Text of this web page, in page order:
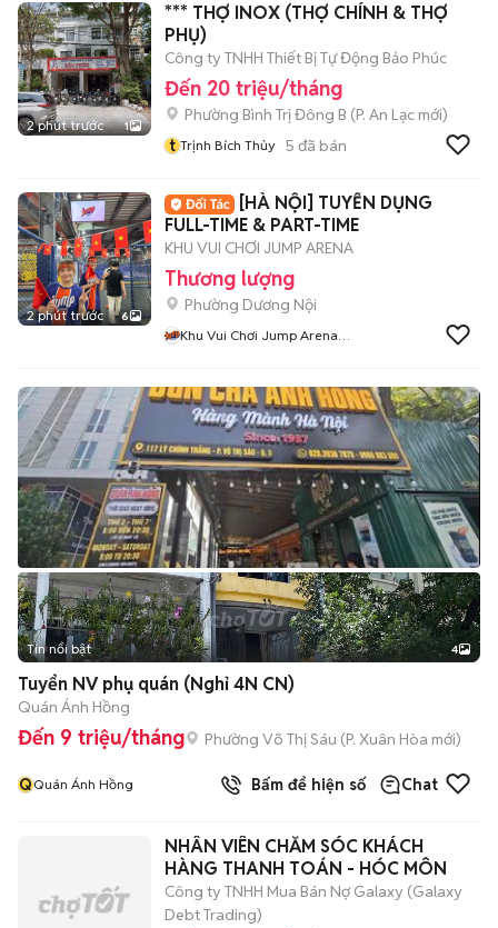
2 phút trước 1
*** THỢ INOX (THỢ CHÍNH & THỢ
PHỤ)
Công ty TNHH Thiết Bị Tự Động Bảo Phúc
Đến 20 triệu/tháng
Phường Bình Trị Đông B (P. An Lạc mới)
t Trịnh Bích Thủy 5 đã bán
2 phút trước 6
[HÀ NỘI] TUYỂN DỤNG
FULL-TIME & PART-TIME
KHU VUI CHƠI JUMP ARENA
Thương lượng
Phường Dương Nội
Khu Vui Chơi Jump Arena
Tin nổi bật 4
Tuyển NV phụ quán (Nghỉ 4N CN)
Quán Ánh Hồng
Đến 9 triệu/tháng Phường Võ Thị Sáu (P. Xuân Hòa mới)
QQuán Ánh Hồng Bấm để hiện số Chat
NHÂN VIÊN CHĂM SÓC KHÁCH
HÀNG THANH TOÁN - HÓC MÔN
Công ty TNHH Mua Bán Nợ Galaxy (Galaxy
Debt Trading)